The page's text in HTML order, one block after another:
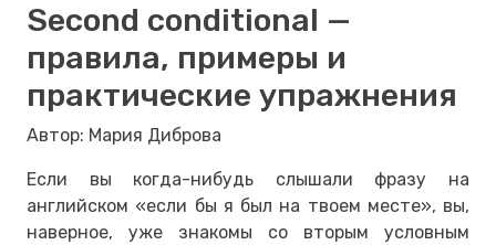
Second conditional —
правила, примеры и
практические упражнения
Автор: Мария Диброва
Если вы когда-нибудь слышали фразу на
английском «если бы я был на твоем месте», вы,
наверное, уже знакомы со вторым условным